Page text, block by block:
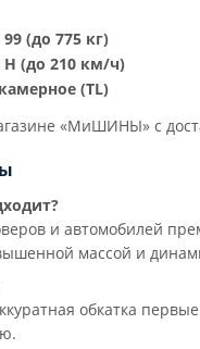
99 (до 775 кг)
H (до 210 км/ч)
(TL)
«МиШИНЫ» с
и автомобилей
массой и
обкатка